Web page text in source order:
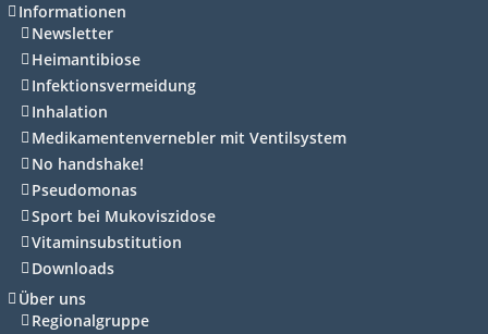
Informationen
Newsletter
Heimantibiose
Infektionsvermeidung
Inhalation
Medikamentenvernebler mit Ventilsystem
No handshake!
Pseudomonas
Sport bei Mukoviszidose
Vitaminsubstitution
Downloads
Über uns
Regionalgruppe